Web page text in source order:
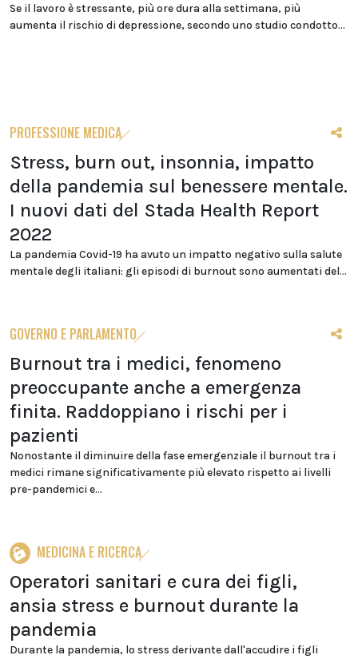
Se il lavoro è stressante, più ore dura alla settimana, più
aumenta il rischio di depressione, secondo uno studio condotto...
PROFESSIONE MEDICA
Stress, burn out, insonnia, impatto
della pandemia sul benessere mentale.
I nuovi dati del Stada Health Report
2022
La pandemia Covid-19 ha avuto un impatto negativo sulla salute
mentale degli italiani: gli episodi di burnout sono aumentati del...
GOVERNO E PARLAMENTO
Burnout tra i medici, fenomeno
preoccupante anche a emergenza
finita. Raddoppiano i rischi per i
pazienti
Nonostante il diminuire della fase emergenziale il burnout tra i
medici rimane significativamente più elevato rispetto ai livelli
pre-pandemici e...
MEDICINA E RICERCA
Operatori sanitari e cura dei figli,
ansia stress e burnout durante la
pandemia
Durante la pandemia, lo stress derivante dall'accudire i figli